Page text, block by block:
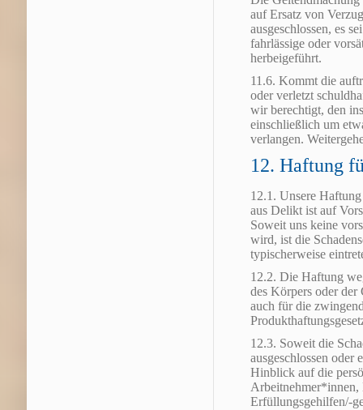
auf Ersatz von
ausgeschlossen, es
fahrlässige oder
herbeigeführt.
11.6. Kommt die
oder verletzt
wir berechtigt, den
einschließlich um
verlangen.
12. Haftung
12.1. Unsere
aus Delikt ist auf
Soweit uns keine
wird, ist die
typischerweise
12.2. Die Haftung
des Körpers oder der
auch für die
12.3. Soweit die
ausgeschlossen oder
Hinblick auf die
Erfüllungsgehilfen/-